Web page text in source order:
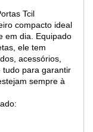
Tcil
compacto ideal
em dia. Equipado
ele tem
acessórios,
tudo para garantir
sempre à